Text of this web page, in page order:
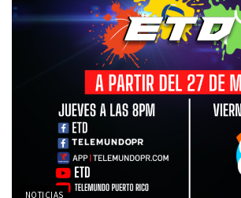
NOTICIAS